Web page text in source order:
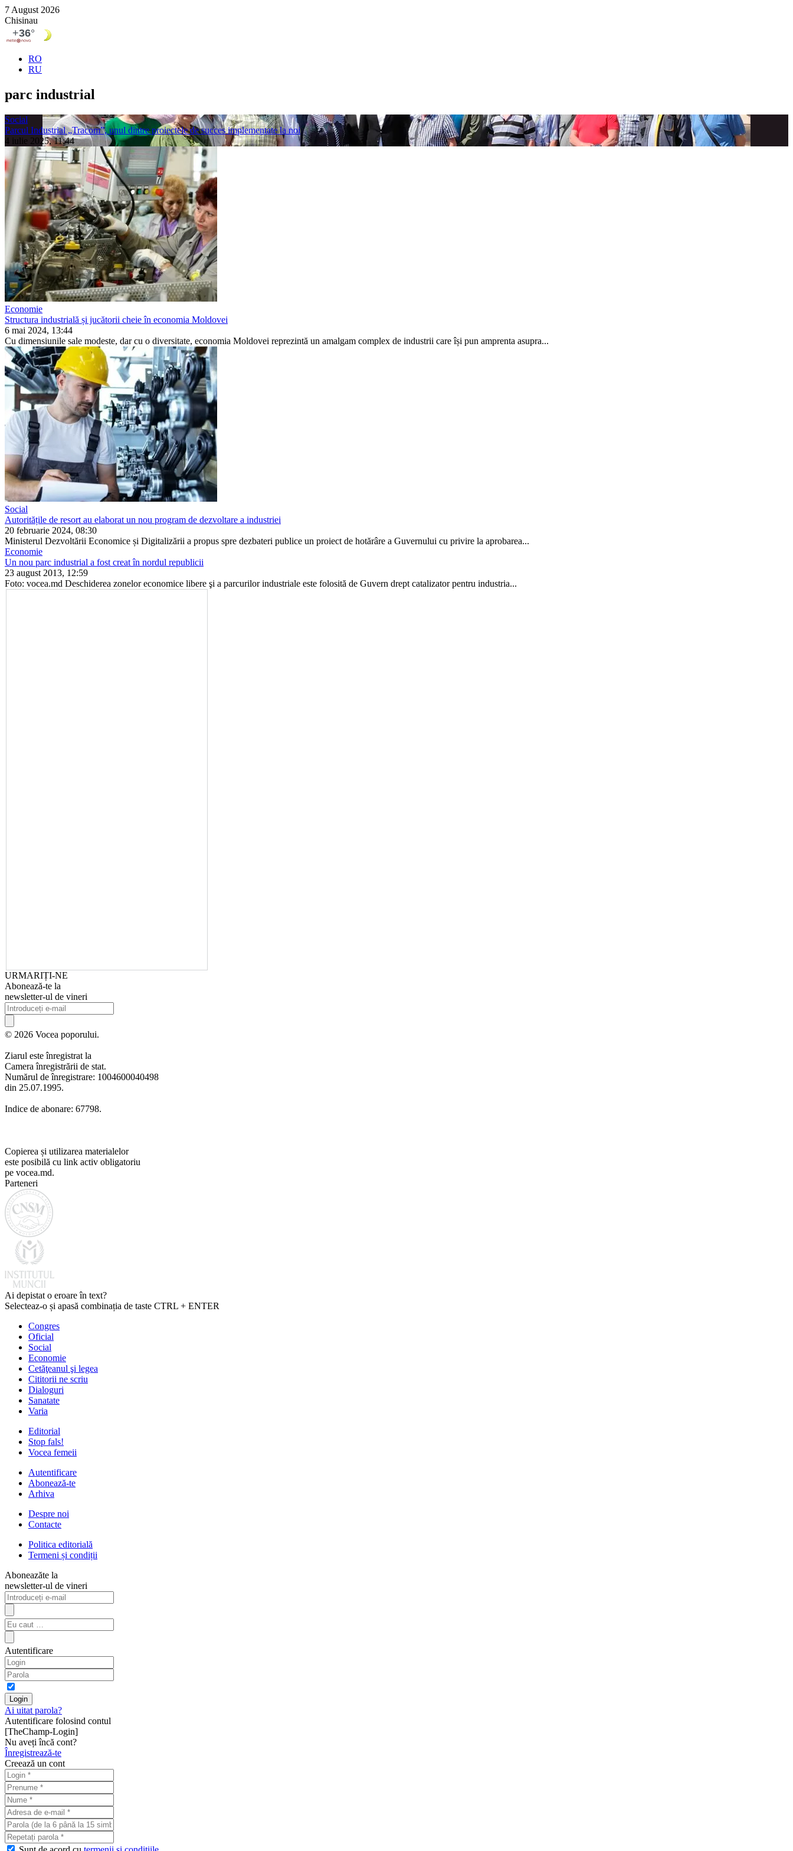
7 August 2026
Chisinau
RO
RU
parc industrial
Social
Parcul Industrial „Tracom”, unul dintre proiectele de succes implementate la noi
4 iulie 2025, 11:44
Economie
Structura industrială și jucătorii cheie în economia Moldovei
6 mai 2024, 13:44
Cu dimensiunile sale modeste, dar cu o diversitate, economia Moldovei reprezintă un amalgam complex de industrii care își pun amprenta asupra...
Social
Autoritățile de resort au elaborat un nou program de dezvoltare a industriei
20 februarie 2024, 08:30
Ministerul Dezvoltării Economice și Digitalizării a propus spre dezba­teri publice un proiect de hotărâre a Guvernului cu privire la aproba­rea...
Economie
Un nou parc industrial a fost creat în nordul republicii
23 august 2013, 12:59
Foto: vocea.md Deschiderea zonelor eco­nomice libere şi a parcuri­lor industriale este folosită de Guvern drept cataliza­tor pentru industria...
URMARIȚI-NE
Abonează-te la
newsletter-ul de vineri
© 2026 Vocea poporului.
Ziarul este înregistrat la
Camera înregistrării de stat.
Numărul de înregistrare: 1004600040498
din 25.07.1995.
Indice de abonare: 67798.
Copierea și utilizarea materialelor
este posibilă cu link activ obligatoriu
pe vocea.md.
Parteneri
Ai depistat o eroare în text?
Selecteaz-o și apasă combinația de taste CTRL + ENTER
Congres
Oficial
Social
Economie
Cetăţeanul şi legea
Cititorii ne scriu
Dialoguri
Sanatate
Varia
Editorial
Stop fals!
Vocea femeii
Autentificare
Abonează-te
Arhiva
Despre noi
Contacte
Politica editorială
Termeni și condiții
Aboneazăte la
newsletter-ul de vineri
Autentificare
Ai uitat parola?
Autentificare folosind contul
[TheChamp-Login]
Nu aveți încă cont?
Înregistrează-te
Creează un cont